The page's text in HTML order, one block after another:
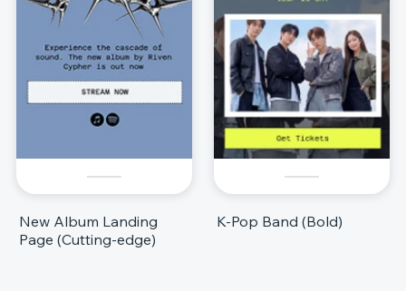
New Album Landing
Page (Cutting-edge)
K-Pop Band (Bold)